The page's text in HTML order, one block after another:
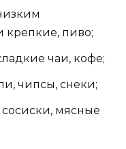
крепкие, пиво;
чаи, кофе;
чипсы, снеки;
мясные